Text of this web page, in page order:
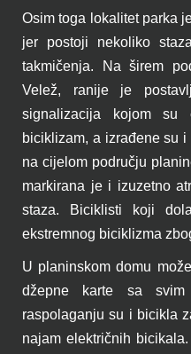
Osim toga lokalitet parka
jer postoji nekoliko
takmičenja. Na širem
Velež, ranije je
signalizacija kojom su
biciklizam, a izrađene su
na cijelom području
markirana je i izuzetno
staza. Biciklisti koji
ekstremnog biciklizma
U planinskom domu
džepne karte sa
raspolaganju su i bicikla
najam električnih